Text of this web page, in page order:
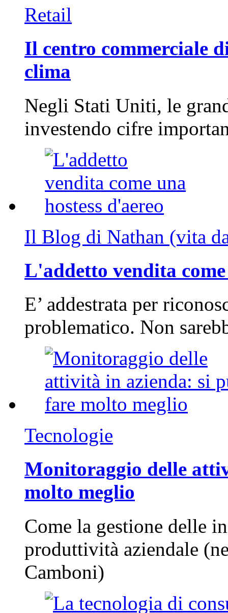
Retail
Il centro commerciale
clima
Negli Stati Uniti, le
investendo cifre
Il Blog di Nathan (vita
L'addetto vendita
E’ addestrata per
problematico. Non
Tecnologie
Monitoraggio delle
molto meglio
Come la gestione delle
produttività aziendale
Camboni)